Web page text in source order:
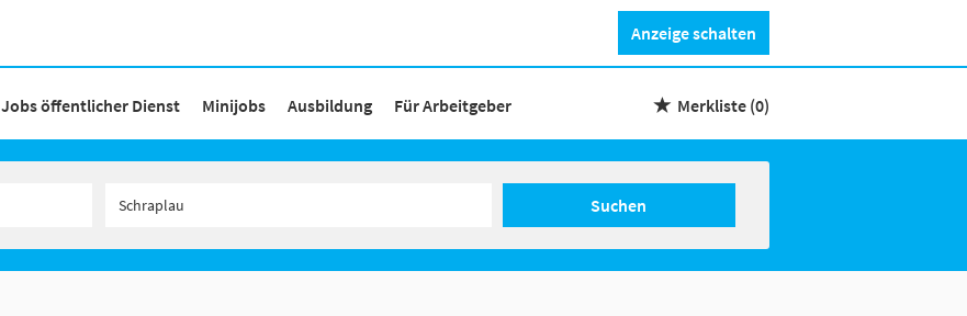
Anzeige schalten
Jobs öffentlicher Dienst Minijobs Ausbildung Für Arbeitgeber Merkliste (0)
Suchen